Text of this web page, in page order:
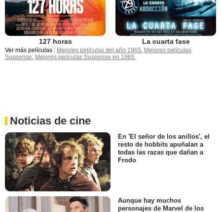
127 horas La cuarta fase
Ver más películas : Mejores películas del año 1965, Mejores películas
Suspense, Mejores películas Suspense en 1965.
Noticias de cine
En 'El señor de los anillos', el
resto de hobbits apuñalan a
todas las razas que dañan a
Frodo
Aunque hay muchos
personajes de Marvel de los